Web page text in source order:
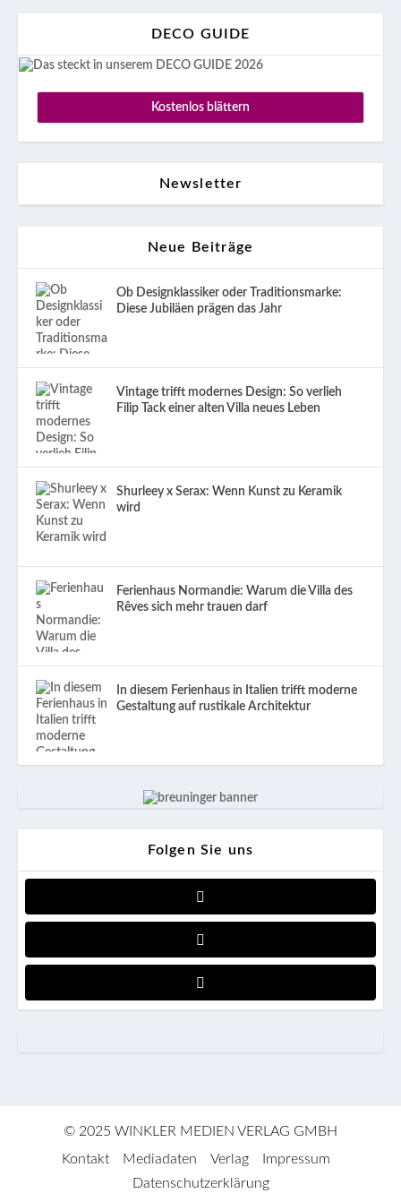
DECO GUIDE
Kostenlos blättern
Newsletter
Neue Beiträge
Ob Designklassiker oder Traditionsmarke:
Diese Jubiläen prägen das Jahr
Vintage trifft modernes Design: So verlieh
Filip Tack einer alten Villa neues Leben
Shurleey x Serax: Wenn Kunst zu Keramik
wird
Ferienhaus Normandie: Warum die Villa des
Rêves sich mehr trauen darf
In diesem Ferienhaus in Italien trifft moderne
Gestaltung auf rustikale Architektur
Folgen Sie uns
© 2025 WINKLER MEDIEN VERLAG GMBH
Kontakt
Mediadaten Verlag
Impressum
Datenschutzerklärung